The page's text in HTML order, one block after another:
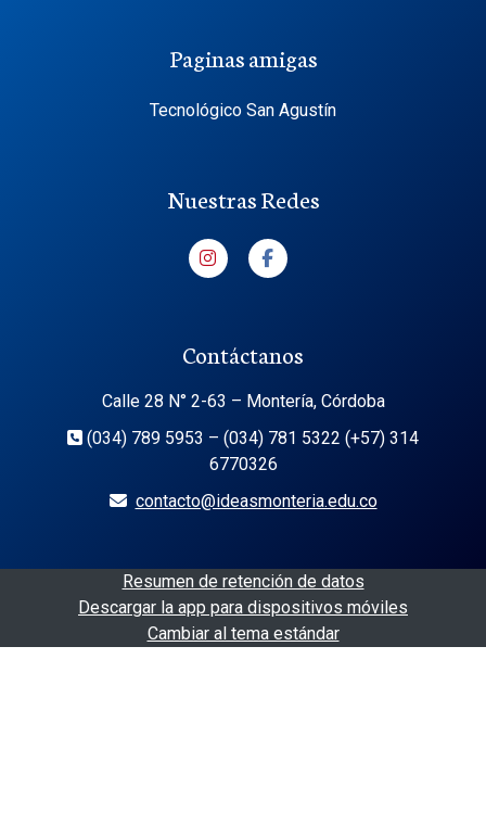
Paginas amigas
Tecnológico San Agustín
Nuestras Redes
Contáctanos
Calle 28 N° 2-63 – Montería, Córdoba
(034) 789 5953 – (034) 781 5322 (+57) 314
6770326
contacto@ideasmonteria.edu.co
Resumen de retención de datos
Descargar la app para dispositivos móviles
Cambiar al tema estándar